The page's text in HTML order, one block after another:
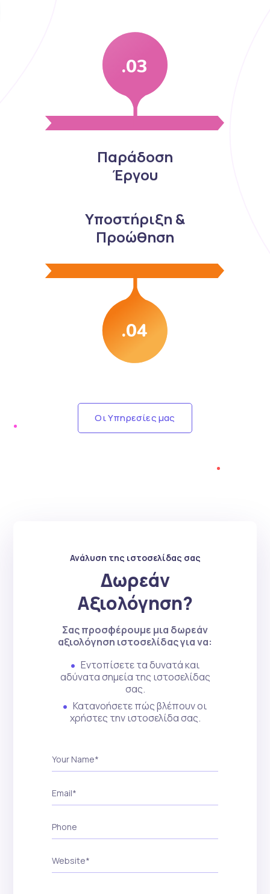
.03
Παράδοση
Έργου
.04
Υποστήριξη &
Προώθηση
Οι Υπηρεσίες μας
Ανάλυση της ιστοσελίδας σας
Δωρεάν
Αξιολόγηση?
Σας προσφέρουμε μια δωρεάν
αξιολόγηση ιστοσελίδας για να:
Εντοπίσετε τα δυνατά και
αδύνατα σημεία της ιστοσελίδας
σας.
Κατανοήσετε πώς βλέπουν οι
χρήστες την ιστοσελίδα σας.